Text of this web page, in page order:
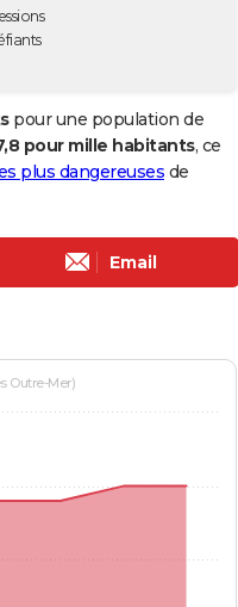
pour une population de
pour mille habitants, ce
plus dangereuses de
Email
Outre-Mer)